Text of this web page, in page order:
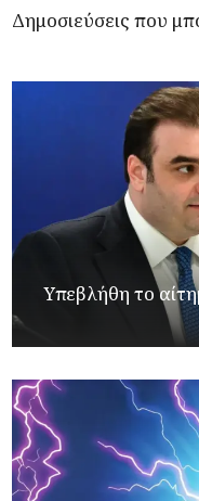
Δημοσιεύσεις που
Υπεβλήθη το